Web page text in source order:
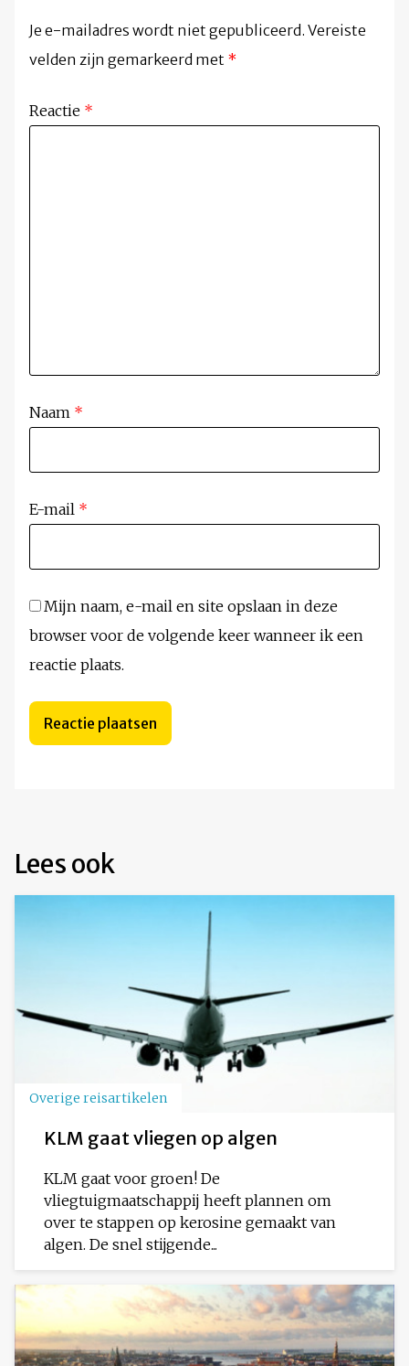
Je e-mailadres wordt niet gepubliceerd. Vereiste
velden zijn gemarkeerd met *
Reactie *
Naam *
E-mail *
Mijn naam, e-mail en site opslaan in deze
browser voor de volgende keer wanneer ik een
reactie plaats.
Lees ook
Overige reisartikelen
KLM gaat vliegen op algen
KLM gaat voor groen! De
vliegtuigmaatschappij heeft plannen om
over te stappen op kerosine gemaakt van
algen. De snel stijgende...